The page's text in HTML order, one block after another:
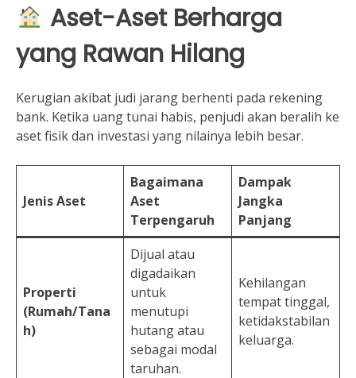
Aset-Aset Berharga
yang Rawan Hilang
Kerugian akibat judi jarang berhenti pada rekening
bank. Ketika uang tunai habis, penjudi akan beralih ke
aset fisik dan investasi yang nilainya lebih besar.
Jenis Aset
Bagaimana
Aset
Terpengaruh
Dampak
Jangka
Panjang
Properti
(Rumah/Tana
h)
Dijual atau
digadaikan
untuk
menutupi
hutang atau
sebagai modal
taruhan.
Kehilangan
tempat tinggal,
ketidakstabilan
keluarga.